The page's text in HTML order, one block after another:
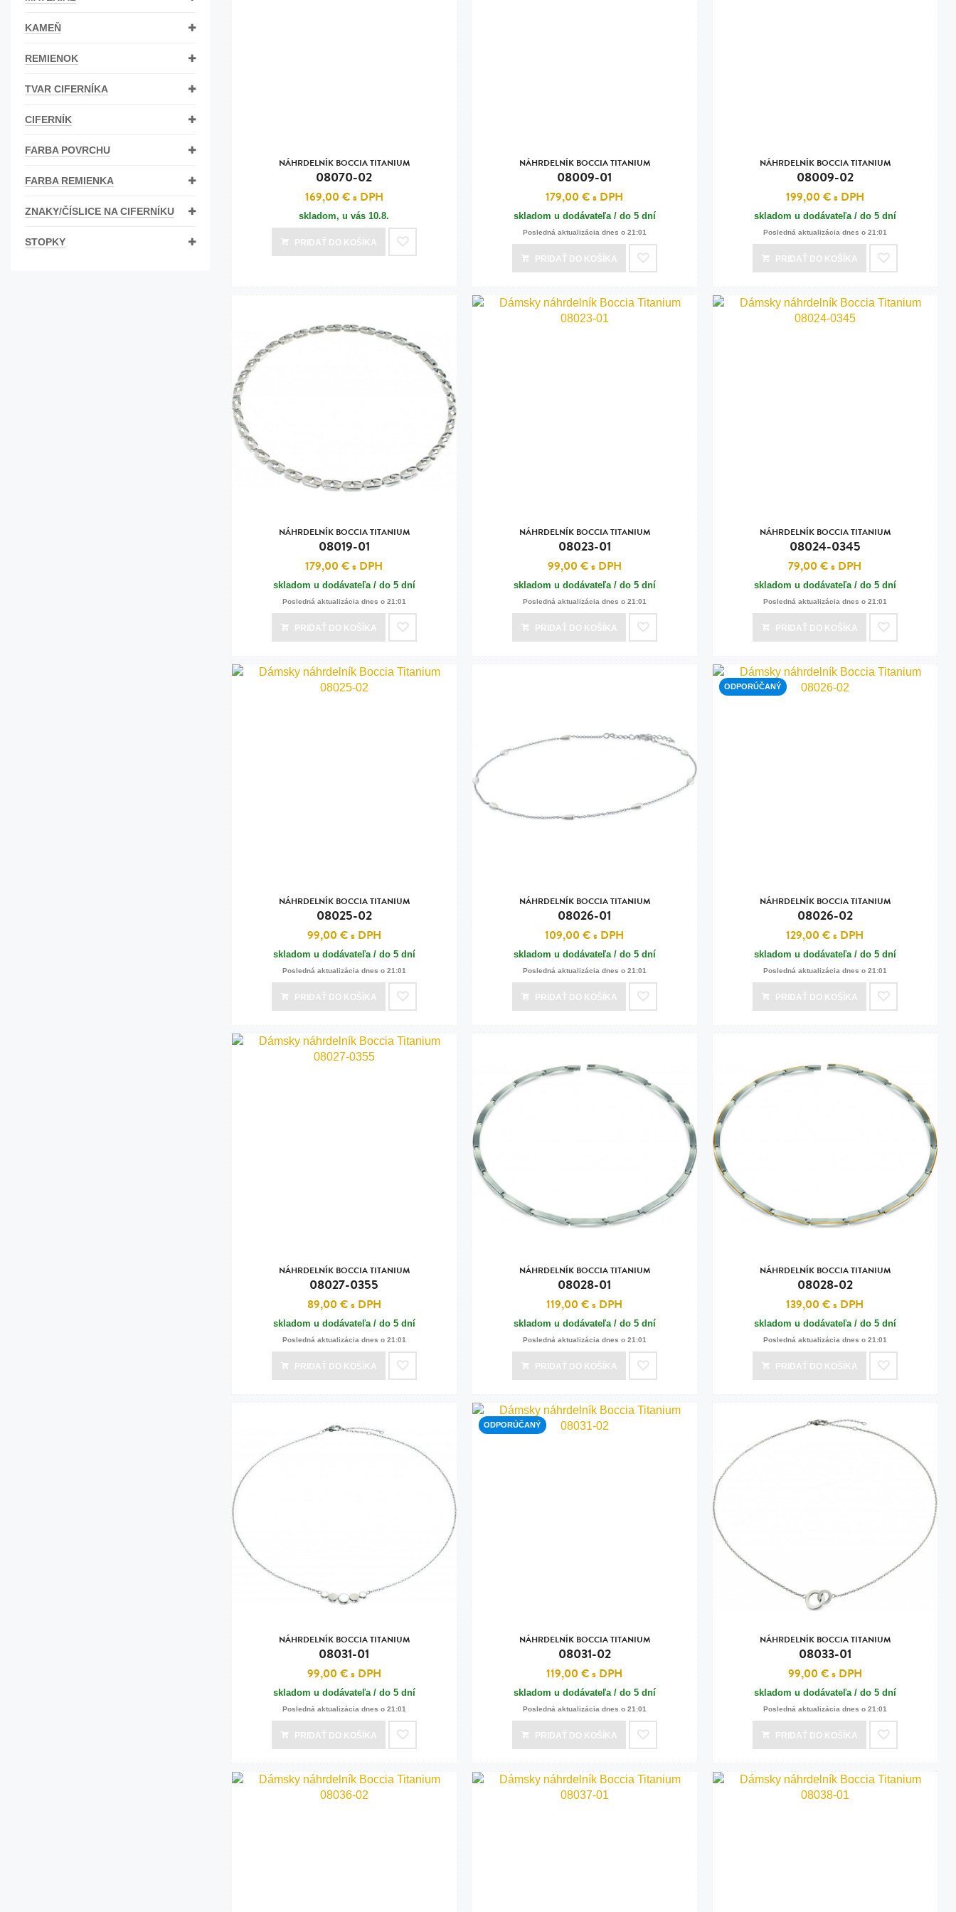
KAMEŇ
REMIENOK
TVAR CIFERNÍKA
CIFERNÍK
FARBA POVRCHU
FARBA REMIENKA
ZNAKY/ČÍSLICE NA CIFERNÍKU
STOPKY
NÁHRDELNÍK BOCCIA TITANIUM
08070-02
169,00 €s DPH
skladom, u vás 10.8.
PRIDAŤDO KOŠÍKA
NÁHRDELNÍK BOCCIA TITANIUM
08009-01
179,00 €s DPH
skladom u dodávateľa / do 5 dní
Posledná aktualizácia dnes o 21:01
PRIDAŤDO KOŠÍKA
NÁHRDELNÍK BOCCIA TITANIUM
08009-02
199,00 €s DPH
skladom u dodávateľa / do 5 dní
Posledná aktualizácia dnes o 21:01
PRIDAŤDO KOŠÍKA
NÁHRDELNÍK BOCCIA TITANIUM
08019-01
179,00 €s DPH
skladom u dodávateľa / do 5 dní
Posledná aktualizácia dnes o 21:01
PRIDAŤDO KOŠÍKA
NÁHRDELNÍK BOCCIA TITANIUM
08023-01
99,00 €s DPH
skladom u dodávateľa / do 5 dní
Posledná aktualizácia dnes o 21:01
PRIDAŤDO KOŠÍKA
NÁHRDELNÍK BOCCIA TITANIUM
08024-0345
79,00 €s DPH
skladom u dodávateľa / do 5 dní
Posledná aktualizácia dnes o 21:01
PRIDAŤDO KOŠÍKA
NÁHRDELNÍK BOCCIA TITANIUM
08025-02
99,00 €s DPH
skladom u dodávateľa / do 5 dní
Posledná aktualizácia dnes o 21:01
PRIDAŤDO KOŠÍKA
NÁHRDELNÍK BOCCIA TITANIUM
08026-01
109,00 €s DPH
skladom u dodávateľa / do 5 dní
Posledná aktualizácia dnes o 21:01
PRIDAŤDO KOŠÍKA
ODPORÚČANÝ
NÁHRDELNÍK BOCCIA TITANIUM
08026-02
129,00 €s DPH
skladom u dodávateľa / do 5 dní
Posledná aktualizácia dnes o 21:01
PRIDAŤDO KOŠÍKA
NÁHRDELNÍK BOCCIA TITANIUM
08027-0355
89,00 €s DPH
skladom u dodávateľa / do 5 dní
Posledná aktualizácia dnes o 21:01
PRIDAŤDO KOŠÍKA
NÁHRDELNÍK BOCCIA TITANIUM
08028-01
119,00 €s DPH
skladom u dodávateľa / do 5 dní
Posledná aktualizácia dnes o 21:01
PRIDAŤDO KOŠÍKA
NÁHRDELNÍK BOCCIA TITANIUM
08028-02
139,00 €s DPH
skladom u dodávateľa / do 5 dní
Posledná aktualizácia dnes o 21:01
PRIDAŤDO KOŠÍKA
NÁHRDELNÍK BOCCIA TITANIUM
08031-01
99,00 €s DPH
skladom u dodávateľa / do 5 dní
Posledná aktualizácia dnes o 21:01
PRIDAŤDO KOŠÍKA
ODPORÚČANÝ
NÁHRDELNÍK BOCCIA TITANIUM
08031-02
119,00 €s DPH
skladom u dodávateľa / do 5 dní
Posledná aktualizácia dnes o 21:01
PRIDAŤDO KOŠÍKA
NÁHRDELNÍK BOCCIA TITANIUM
08033-01
99,00 €s DPH
skladom u dodávateľa / do 5 dní
Posledná aktualizácia dnes o 21:01
PRIDAŤDO KOŠÍKA